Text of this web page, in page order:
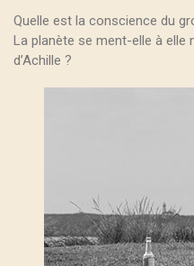
Quelle est la conscience du
La planète se ment-elle à elle
d’Achille ?